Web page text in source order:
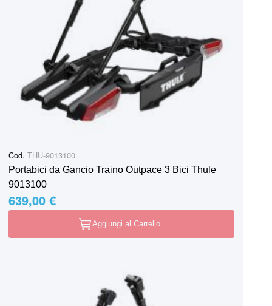
Cod. THU-9013100
Portabici da Gancio Traino Outpace 3 Bici Thule
9013100
639,00 €
Aggiungi al Carrello